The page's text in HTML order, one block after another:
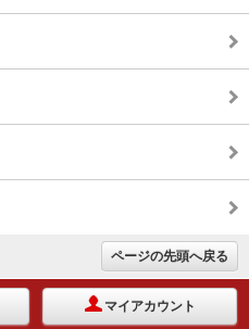
ページの先頭へ戻る
マイアカウント